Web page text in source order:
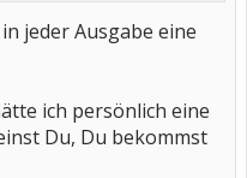
jeder Ausgabe eine
ich persönlich eine
Du, Du bekommst